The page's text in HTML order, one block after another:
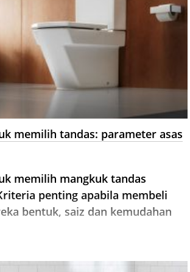
memilih tandas: parameter asas
memilih mangkuk tandas
penting apabila membeli
bentuk, saiz dan kemudahan